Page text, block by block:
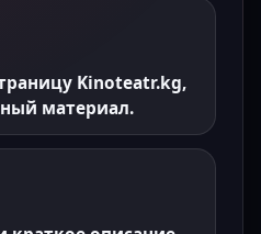
Kinoteatr.kg,
материал.